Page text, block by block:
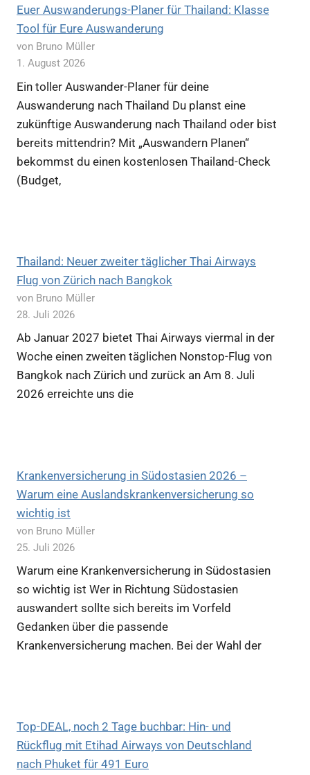
Euer Auswanderungs-Planer für Thailand: Klasse
Tool für Eure Auswanderung
von Bruno Müller
1. August 2026
Ein toller Auswander-Planer für deine
Auswanderung nach Thailand Du planst eine
zukünftige Auswanderung nach Thailand oder bist
bereits mittendrin? Mit „Auswandern Planen“
bekommst du einen kostenlosen Thailand-Check
(Budget,
Thailand: Neuer zweiter täglicher Thai Airways
Flug von Zürich nach Bangkok
von Bruno Müller
28. Juli 2026
Ab Januar 2027 bietet Thai Airways viermal in der
Woche einen zweiten täglichen Nonstop-Flug von
Bangkok nach Zürich und zurück an Am 8. Juli
2026 erreichte uns die
Krankenversicherung in Südostasien 2026 –
Warum eine Auslandskrankenversicherung so
wichtig ist
von Bruno Müller
25. Juli 2026
Warum eine Krankenversicherung in Südostasien
so wichtig ist Wer in Richtung Südostasien
auswandert sollte sich bereits im Vorfeld
Gedanken über die passende
Krankenversicherung machen. Bei der Wahl der
Top-DEAL, noch 2 Tage buchbar: Hin- und
Rückflug mit Etihad Airways von Deutschland
nach Phuket für 491 Euro